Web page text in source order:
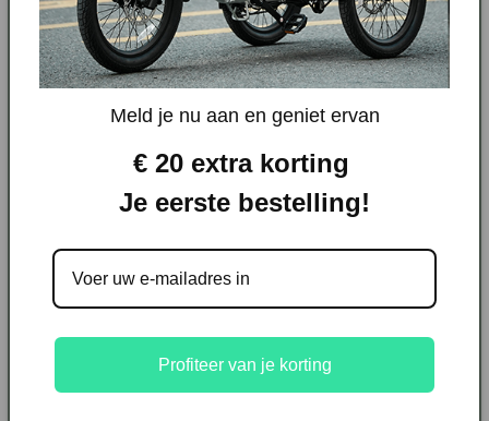
F28 Aura
Prism-stijl met eersteklas comfort
€ 1.239,00 € 1.599,00
Meld je nu aan en geniet ervan
€ 20 extra korting
Je eerste bestelling!
Profiteer van je korting